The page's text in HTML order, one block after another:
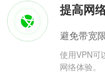
提高网
避免带宽
使用VPN可
网络体验。